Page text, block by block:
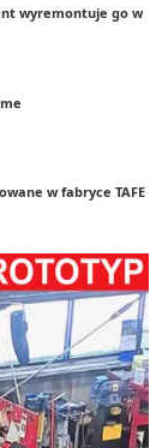
wyremontuje go w
w fabryce TAFE